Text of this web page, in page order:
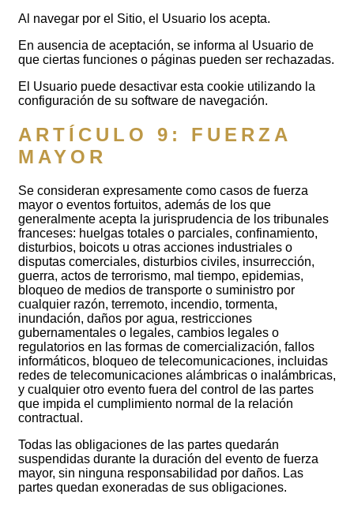
Al navegar por el Sitio, el Usuario los acepta.
En ausencia de aceptación, se informa al Usuario de
que ciertas funciones o páginas pueden ser rechazadas.
El Usuario puede desactivar esta cookie utilizando la
configuración de su software de navegación.
ARTÍCULO 9: FUERZA
MAYOR
Se consideran expresamente como casos de fuerza
mayor o eventos fortuitos, además de los que
generalmente acepta la jurisprudencia de los tribunales
franceses: huelgas totales o parciales, confinamiento,
disturbios, boicots u otras acciones industriales o
disputas comerciales, disturbios civiles, insurrección,
guerra, actos de terrorismo, mal tiempo, epidemias,
bloqueo de medios de transporte o suministro por
cualquier razón, terremoto, incendio, tormenta,
inundación, daños por agua, restricciones
gubernamentales o legales, cambios legales o
regulatorios en las formas de comercialización, fallos
informáticos, bloqueo de telecomunicaciones, incluidas
redes de telecomunicaciones alámbricas o inalámbricas,
y cualquier otro evento fuera del control de las partes
que impida el cumplimiento normal de la relación
contractual.
Todas las obligaciones de las partes quedarán
suspendidas durante la duración del evento de fuerza
mayor, sin ninguna responsabilidad por daños. Las
partes quedan exoneradas de sus obligaciones.